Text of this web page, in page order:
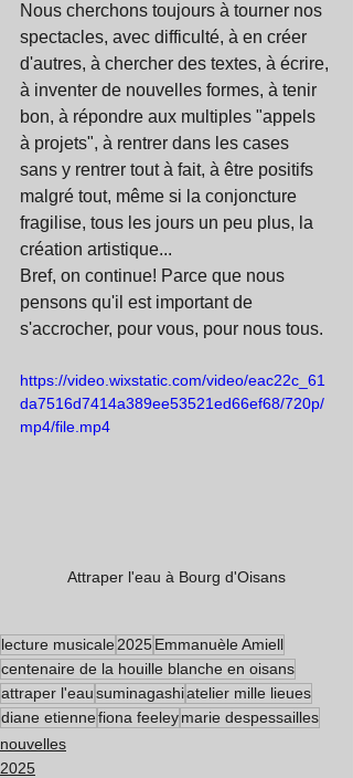
Nous cherchons toujours à tourner nos
spectacles, avec difficulté, à en créer
d'autres, à chercher des textes, à écrire,
à inventer de nouvelles formes, à tenir
bon, à répondre aux multiples "appels
à projets", à rentrer dans les cases
sans y rentrer tout à fait, à être positifs
malgré tout, même si la conjoncture
fragilise, tous les jours un peu plus, la
création artistique...
Bref, on continue! Parce que nous
pensons qu'il est important de
s'accrocher, pour vous, pour nous tous.
https://video.wixstatic.com/video/eac22c_61
da7516d7414a389ee53521ed66ef68/720p/
mp4/file.mp4
Attraper l'eau à Bourg d'Oisans
lecture musicale 2025Emmanuèle Amiell
centenaire de la houille blanche en oisans
attraper l'eausuminagashiatelier mille lieues
diane etiennefiona feeleymarie despessailles
nouvelles
2025